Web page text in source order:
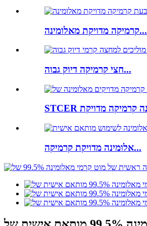
קרמיקה מדויקת מאלומינה...
חצי קרמיקה דיוק גבוה...
אלומינה מדויקת קרמיקה...